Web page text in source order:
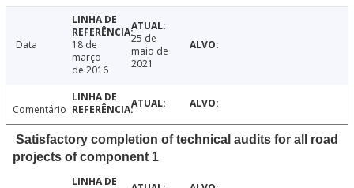
Data
18 de
março
de 2016
25 de
maio de
2021
Comentário
Satisfactory completion of technical audits for all road
projects of component 1